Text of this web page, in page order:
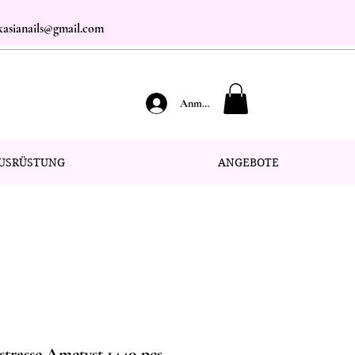
Anmelden
ANGEBOTE